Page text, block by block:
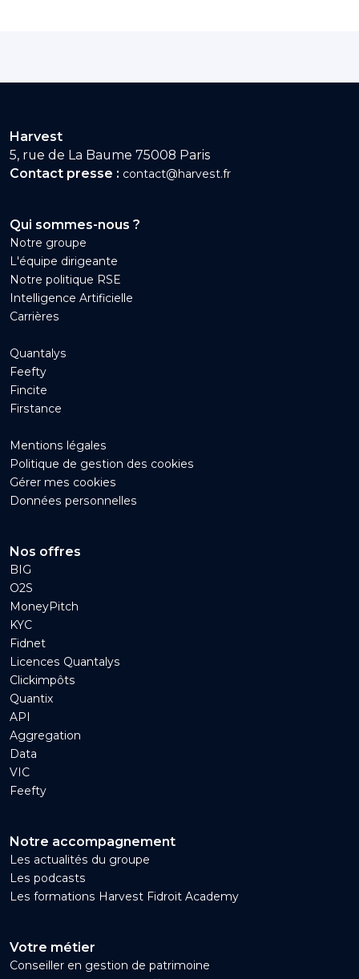
Harvest
5, rue de La Baume 75008 Paris
Contact presse : contact@harvest.fr
Qui sommes-nous ?
Notre groupe
L'équipe dirigeante
Notre politique RSE
Intelligence Artificielle
Carrières
Quantalys
Feefty
Fincite
Firstance
Mentions légales
Politique de gestion des cookies
Gérer mes cookies
Données personnelles
Nos offres
BIG
O2S
MoneyPitch
KYC
Fidnet
Licences Quantalys
Clickimpôts
Quantix
API
Aggregation
Data
VIC
Feefty
Notre accompagnement
Les actualités du groupe
Les podcasts
Les formations Harvest Fidroit Academy
Votre métier
Conseiller en gestion de patrimoine